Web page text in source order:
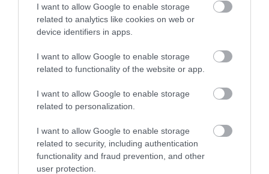
I want to allow Google to enable storage
related to analytics like cookies on web or
device identifiers in apps.
I want to allow Google to enable storage
related to functionality of the website or app.
I want to allow Google to enable storage
related to personalization.
I want to allow Google to enable storage
related to security, including authentication
functionality and fraud prevention, and other
user protection.
modern, mégis meghitt helyszínként ígér tartalmas
kikapcsolódást a helyieknek és a turistáknak
Az új közösségi tér a Széchenyi, Szentpáli, Régiposta
és Kazinczy utcák által határolt területen mostantól